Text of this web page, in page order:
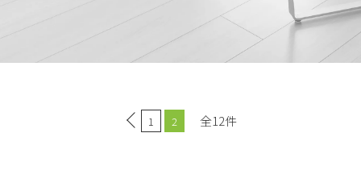
1 2 全12件